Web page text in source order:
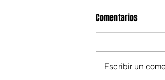
Comentarios
Escribir un